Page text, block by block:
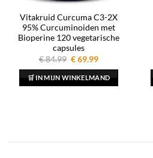
Vitakruid Curcuma C3-2X
95% Curcuminoiden met
Bioperine 120 vegetarische
capsules
€84.99 Oorspronkelijke
was:
€ 84.99.
€69.99Huidige
is:
€ 69.99.
🛒 IN MIJN WINKELMAND